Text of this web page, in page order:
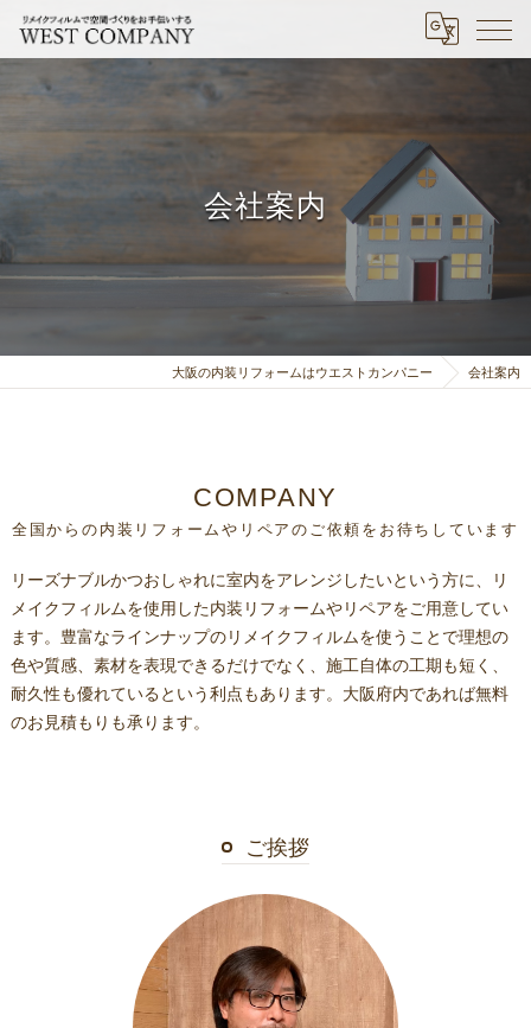
会社案内
大阪の内装リフォームはウエストカンパニー 会社案内
全国からの内装リフォームやリペアのご依頼をお待ちしています
COMPANY
リーズナブルかつおしゃれに室内をアレンジしたいという方に、リ
メイクフィルムを使用した内装リフォームやリペアをご用意してい
ます。豊富なラインナップのリメイクフィルムを使うことで理想の
色や質感、素材を表現できるだけでなく、施工自体の工期も短く、
耐久性も優れているという利点もあります。大阪府内であれば無料
のお見積もりも承ります。
ご挨拶